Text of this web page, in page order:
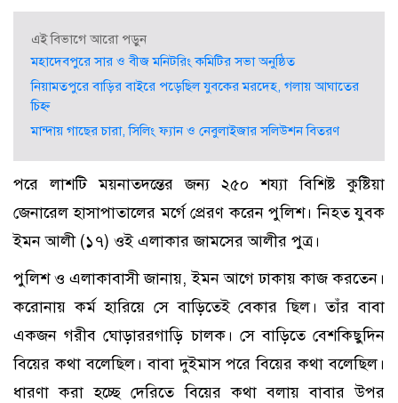
এই বিভাগে আরো পড়ুন
মহাদেবপুরে সার ও বীজ মনিটরিং কমিটির সভা অনুষ্ঠিত
নিয়ামতপুরে বাড়ির বাইরে পড়েছিল যুবকের মরদেহ, গলায় আঘাতের
চিহ্ন
মান্দায় গাছের চারা, সিলিং ফ্যান ও নেবুলাইজার সলিউশন বিতরণ
পরে লাশটি ময়নাতদন্তের জন্য ২৫০ শয্যা বিশিষ্ট কুষ্টিয়া
জেনারেল হাসাপাতালের মর্গে প্রেরণ করেন পুলিশ। নিহত যুবক
ইমন আলী (১৭) ওই এলাকার জামসের আলীর পুত্র।
পুলিশ ও এলাকাবাসী জানায়, ইমন আগে ঢাকায় কাজ করতেন।
করোনায় কর্ম হারিয়ে সে বাড়িতেই বেকার ছিল। তাঁর বাবা
একজন গরীব ঘোড়াররগাড়ি চালক। সে বাড়িতে বেশকিছুদিন
বিয়ের কথা বলেছিল। বাবা দুইমাস পরে বিয়ের কথা বলেছিল।
ধারণা করা হচ্ছে দেরিতে বিয়ের কথা বলায় বাবার উপর